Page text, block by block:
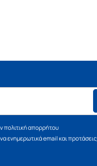
πολιτική απορρήτου
ενημερωτικά email και προτάσεις